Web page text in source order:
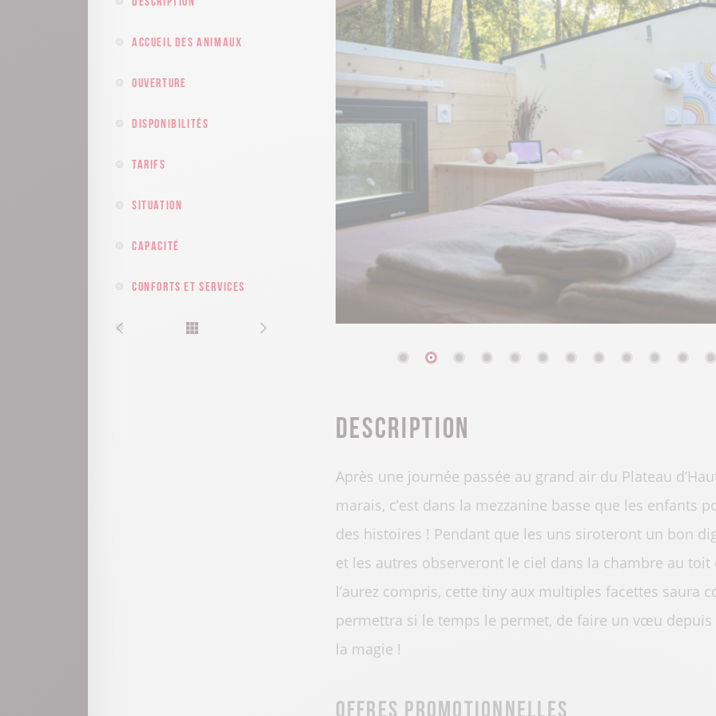
Accueil des animaux
Ouverture
Disponibilités
Tarifs
Situation
Capacité
Conforts et services
Description
Après une journée passée au grand air du Plateau
marais, c’est dans la mezzanine basse que les enfants
des histoires ! Pendant que les uns siroteront un bon
et les autres observeront le ciel dans la chambre au
l’aurez compris, cette tiny aux multiples facettes saura
permettra si le temps le permet, de faire un vœu
la magie !
Offres promotionnelles